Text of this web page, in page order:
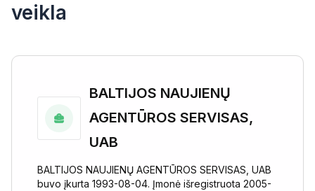
veikla
BALTIJOS NAUJIENŲ
AGENTŪROS SERVISAS,
UAB
BALTIJOS NAUJIENŲ AGENTŪROS SERVISAS, UAB
buvo įkurta 1993-08-04. Įmonė išregistruota 2005-